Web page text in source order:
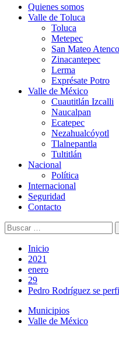
Quienes somos
Valle de Toluca
Toluca
Metepec
San Mateo Atenco
Zinacantepec
Lerma
Exprésate Potro
Valle de México
Cuautitlán Izcalli
Naucalpan
Ecatepec
Nezahualcóyotl
Tlalnepantla
Tultitlán
Nacional
Política
Internacional
Seguridad
Contacto
Buscar:
Inicio
2021
enero
29
Pedro Rodríguez se
Municipios
Valle de México